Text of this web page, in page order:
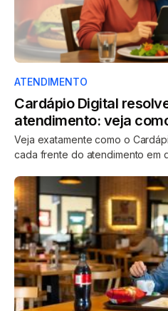
ATENDIMENTO
Cardápio Digital
atendimento: veja
Veja exatamente como o
cada frente do atendimento em